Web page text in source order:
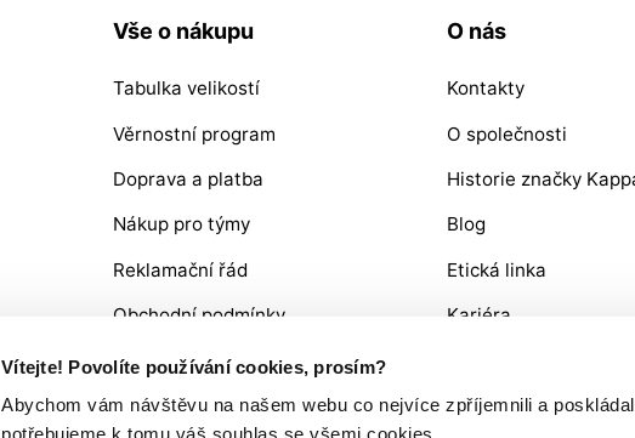
Vítejte! Povolíte používání cookies, prosím?
Abychom vám návštěvu na našem webu co nejvíce zpříjemnili a
potřebujeme k tomu váš souhlas se všemi cookies.
Vše o nákupu
Tabulka velikostí
Věrnostní program
Doprava a platba
Nákup pro týmy
Reklamační řád
Obchodní podmínky
VRÁCENÍ ZBOŽÍ / REKLAMACE
O nás
Kontakty
O společnosti
Historie značky
Blog
Etická linka
Kariéra